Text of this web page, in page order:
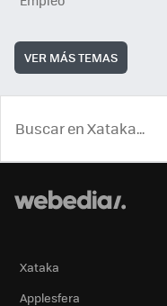
VER MÁS TEMAS
Xataka
Applesfera